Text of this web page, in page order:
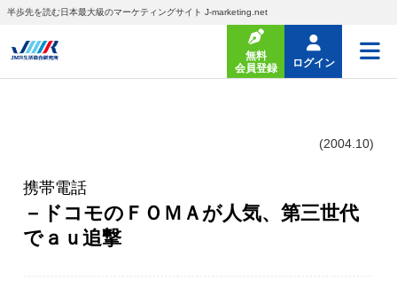
半歩先を読む日本最大級のマーケティングサイト J-marketing.net
無料
会員登録
ログイン
(2004.10)
携帯電話
－ドコモのＦＯＭＡが人気、第三世代
でａｕ追撃